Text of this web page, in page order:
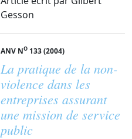
Gesson
ANV NO 133 (2004)
La pratique de la non-
violence dans les
entreprises assurant
une mission de service
public